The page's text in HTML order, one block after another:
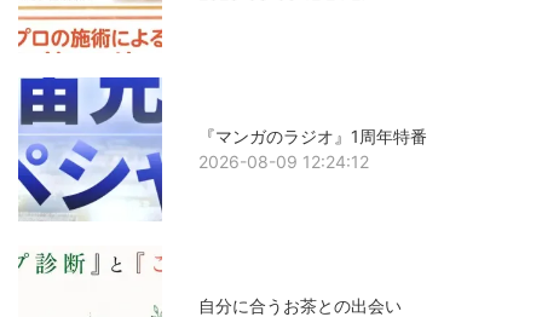
『マンガのラジオ』1周年特番
2026-08-09 12:24:12
自分に合うお茶との出会い